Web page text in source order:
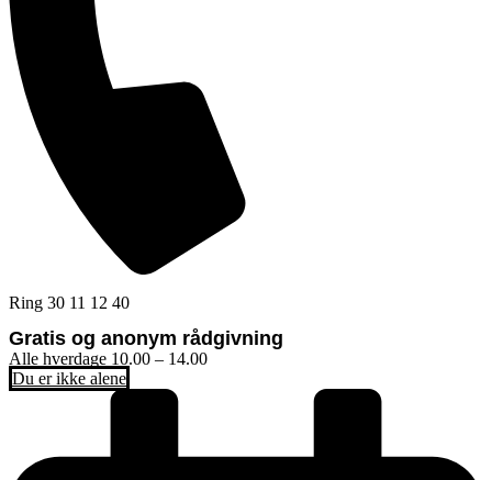
Ring 30 11 12 40
Gratis og anonym rådgivning
Alle hverdage 10.00 – 14.00
Du er ikke alene